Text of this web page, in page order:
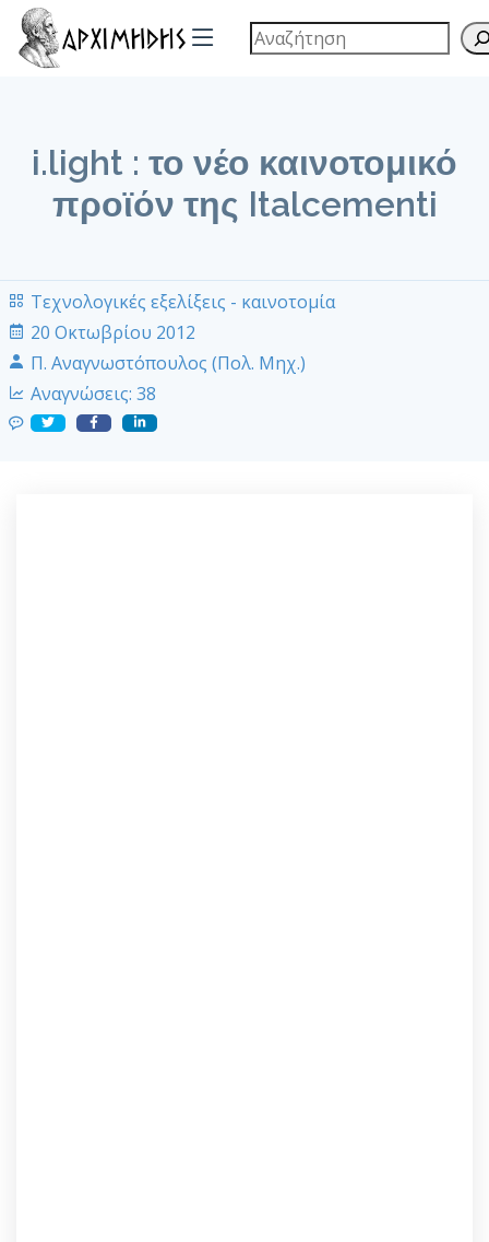
i.light : το νέο καινοτομικό
προϊόν της Italcementi
Τεχνολογικές εξελίξεις - καινοτομία
20 Οκτωβρίου 2012
Π. Αναγνωστόπουλος (Πολ. Μηχ.)
Αναγνώσεις: 38